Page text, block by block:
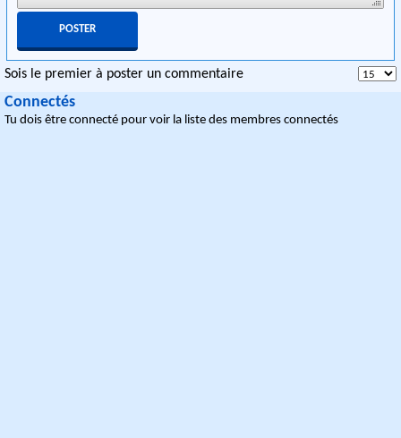
Sois le premier à poster un commentaire
Connectés
Tu dois être connecté pour voir la liste des membres connectés